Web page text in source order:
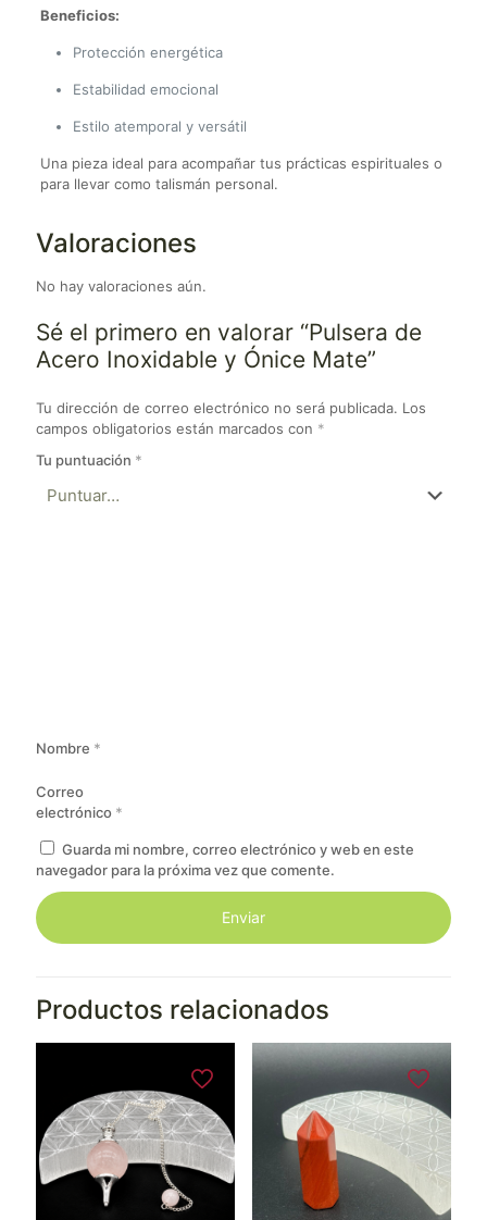
Beneficios:
Protección energética
Estabilidad emocional
Estilo atemporal y versátil
Una pieza ideal para acompañar tus prácticas espirituales o
para llevar como talismán personal.
Valoraciones
No hay valoraciones aún.
Sé el primero en valorar “Pulsera de
Acero Inoxidable y Ónice Mate”
Tu dirección de correo electrónico no será publicada. Los
campos obligatorios están marcados con *
Tu puntuación *
Nombre *
Correo
electrónico *
Guarda mi nombre, correo electrónico y web en este
navegador para la próxima vez que comente.
Productos relacionados